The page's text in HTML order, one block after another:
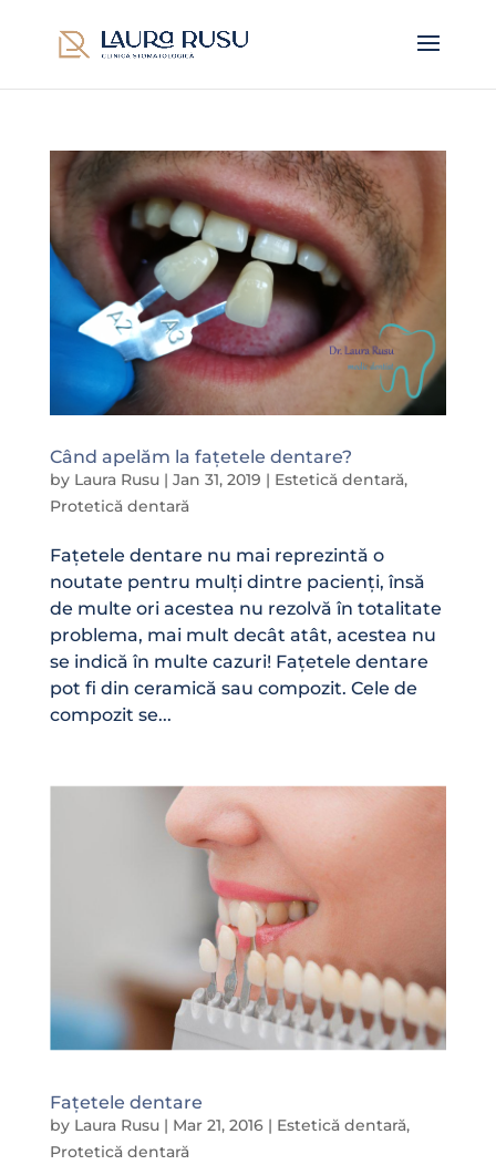
Când apelăm la fațetele dentare?
by Laura Rusu| Jan 31, 2019 | Estetică dentară,
Protetică dentară
Fațetele dentare nu mai reprezintă o
noutate pentru mulți dintre pacienți, însă
de multe ori acestea nu rezolvă în totalitate
problema, mai mult decât atât, acestea nu
se indică în multe cazuri! Fațetele dentare
pot fi din ceramică sau compozit. Cele de
compozit se...
Fațetele dentare
by Laura Rusu| Mar 21, 2016| Estetică dentară,
Protetică dentară